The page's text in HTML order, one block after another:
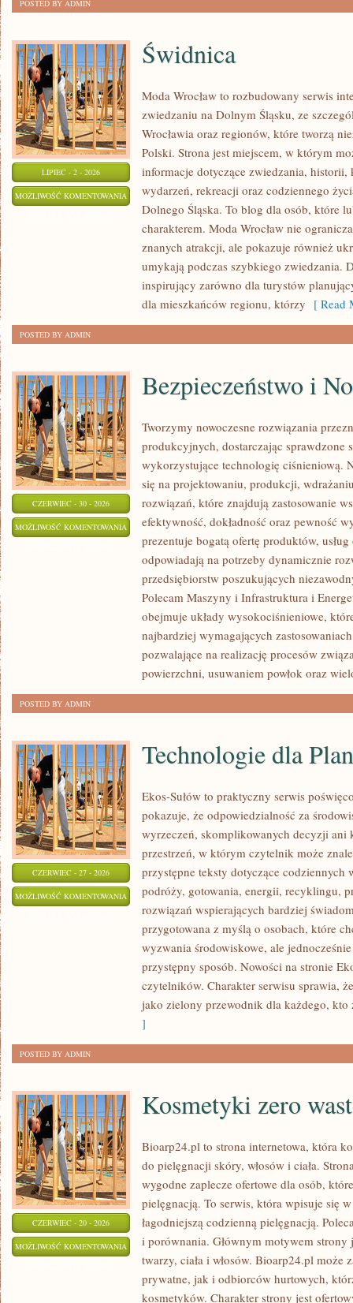
POSTED BY ADMIN
LIPIEC - 2 - 2026
MOŻLIWOŚĆ KOMENTOWANIA ŚWIDNICA
Świdnica
Moda Wrocław to rozbudowany serwis
zwiedzaniu na Dolnym Śląsku, ze
Wrocławia oraz regionów, które tworzą
Polski. Strona jest miejscem, w którym
informacje dotyczące zwiedzania,
wydarzeń, rekreacji oraz codziennego
Dolnego Śląska. To blog dla osób, które
charakterem. Moda Wrocław nie
znanych atrakcji, ale pokazuje również
umykają podczas szybkiego zwiedzania.
inspirujący zarówno dla turystów
dla mieszkańców regionu, którzy [ Read
POSTED BY ADMIN
CZERWIEC - 30 - 2026
MOŻLIWOŚĆ KOMENTOWANIA BEZPIECZEŃSTWO
NORMY
Bezpieczeństwo i
Tworzymy nowoczesne rozwiązania
produkcyjnych, dostarczając sprawdzone
wykorzystujące technologię ciśnieniową.
się na projektowaniu, produkcji,
rozwiązań, które znajdują zastosowanie
efektywność, dokładność oraz pewność
prezentuje bogatą ofertę produktów,
odpowiadają na potrzeby dynamicznie
przedsiębiorstw poszukujących
Polecam Maszyny i Infrastruktura i
obejmuje układy wysokociśnieniowe,
najbardziej wymagających
pozwalające na realizację procesów
powierzchni, usuwaniem powłok oraz
POSTED BY ADMIN
CZERWIEC - 27 - 2026
MOŻLIWOŚĆ KOMENTOWANIA TECHNOLOGIE
PLANETY
Technologie dla
Ekos-Sułów to praktyczny serwis
pokazuje, że odpowiedzialność za
wyrzeczeń, skomplikowanych decyzji ani
przestrzeń, w którym czytelnik może
przystępne teksty dotyczące
podróży, gotowania, energii, recyklingu,
rozwiązań wspierających bardziej
przygotowana z myślą o osobach, które
wyzwania środowiskowe, ale
przystępny sposób. Nowości na stronie
czytelników. Charakter serwisu sprawia,
jako zielony przewodnik dla każdego, kto
]
POSTED BY ADMIN
CZERWIEC - 20 - 2026
MOŻLIWOŚĆ KOMENTOWANIA KOSMETYKI
ZERO
WASTE
Kosmetyki zero
Bioarp24.pl to strona internetowa, która
do pielęgnacji skóry, włosów i ciała.
wygodne zaplecze ofertowe dla osób,
pielęgnacją. To serwis, która wpisuje się
łagodniejszą codzienną pielęgnacją.
i porównania. Głównym motywem strony
twarzy, ciała i włosów. Bioarp24.pl może
prywatne, jak i odbiorców hurtowych,
kosmetyków. Charakter strony jest